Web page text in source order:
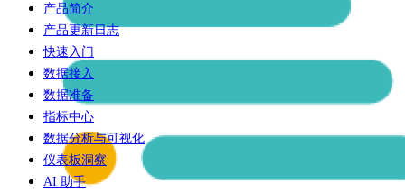
产品简介
产品更新日志
快速入门
数据接入
数据准备
指标中心
数据分析与可视化
仪表板洞察
AI 助手